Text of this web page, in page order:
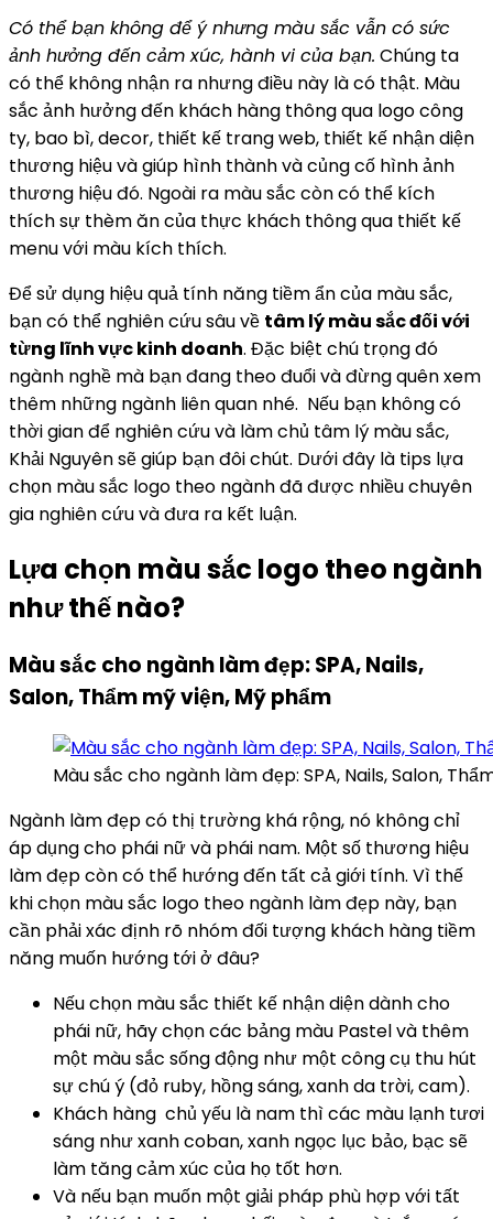
Có thể bạn không để ý nhưng màu sắc vẫn có sức
ảnh hưởng đến cảm xúc, hành vi của bạn. Chúng ta
có thể không nhận ra nhưng điều này là có thật. Màu
sắc ảnh hưởng đến khách hàng thông qua logo công
ty, bao bì, decor, thiết kế trang web, thiết kế nhận diện
thương hiệu và giúp hình thành và củng cố hình ảnh
thương hiệu đó. Ngoài ra màu sắc còn có thể kích
thích sự thèm ăn của thực khách thông qua thiết kế
menu với màu kích thích.
Để sử dụng hiệu quả tính năng tiềm ẩn của màu sắc,
bạn có thể nghiên cứu sâu về tâm lý màu sắc đối với
từng lĩnh vực kinh doanh. Đặc biệt chú trọng đó
ngành nghề mà bạn đang theo đuổi và đừng quên xem
thêm những ngành liên quan nhé. Nếu bạn không có
thời gian để nghiên cứu và làm chủ tâm lý màu sắc,
Khải Nguyên sẽ giúp bạn đôi chút. Dưới đây là tips lựa
chọn màu sắc logo theo ngành đã được nhiều chuyên
gia nghiên cứu và đưa ra kết luận.
Lựa chọn màu sắc logo theo ngành
như thế nào?
Màu sắc cho ngành làm đẹp: SPA, Nails,
Salon, Thẩm mỹ viện, Mỹ phẩm
Màu sắc cho ngành làm đẹp: SPA, Nails, Salon,
Ngành làm đẹp có thị trường khá rộng, nó không chỉ
áp dụng cho phái nữ và phái nam. Một số thương hiệu
làm đẹp còn có thể hướng đến tất cả giới tính. Vì thế
khi chọn màu sắc logo theo ngành làm đẹp này, bạn
cần phải xác định rõ nhóm đối tượng khách hàng tiềm
năng muốn hướng tới ở đâu?
Nếu chọn màu sắc thiết kế nhận diện dành cho
phái nữ, hãy chọn các bảng màu Pastel và thêm
một màu sắc sống động như một công cụ thu hút
sự chú ý (đỏ ruby, hồng sáng, xanh da trời, cam).
Khách hàng chủ yếu là nam thì các màu lạnh tươi
sáng như xanh coban, xanh ngọc lục bảo, bạc sẽ
làm tăng cảm xúc của họ tốt hơn.
Và nếu bạn muốn một giải pháp phù hợp với tất